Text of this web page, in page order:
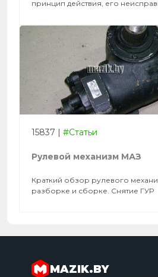
принцип действия, его
15837 | #Статьи
Рулевой механизм МАЗ
Краткий обзор рулевого
разборке и сборке. Снятие ГУР
MAZIK.BY